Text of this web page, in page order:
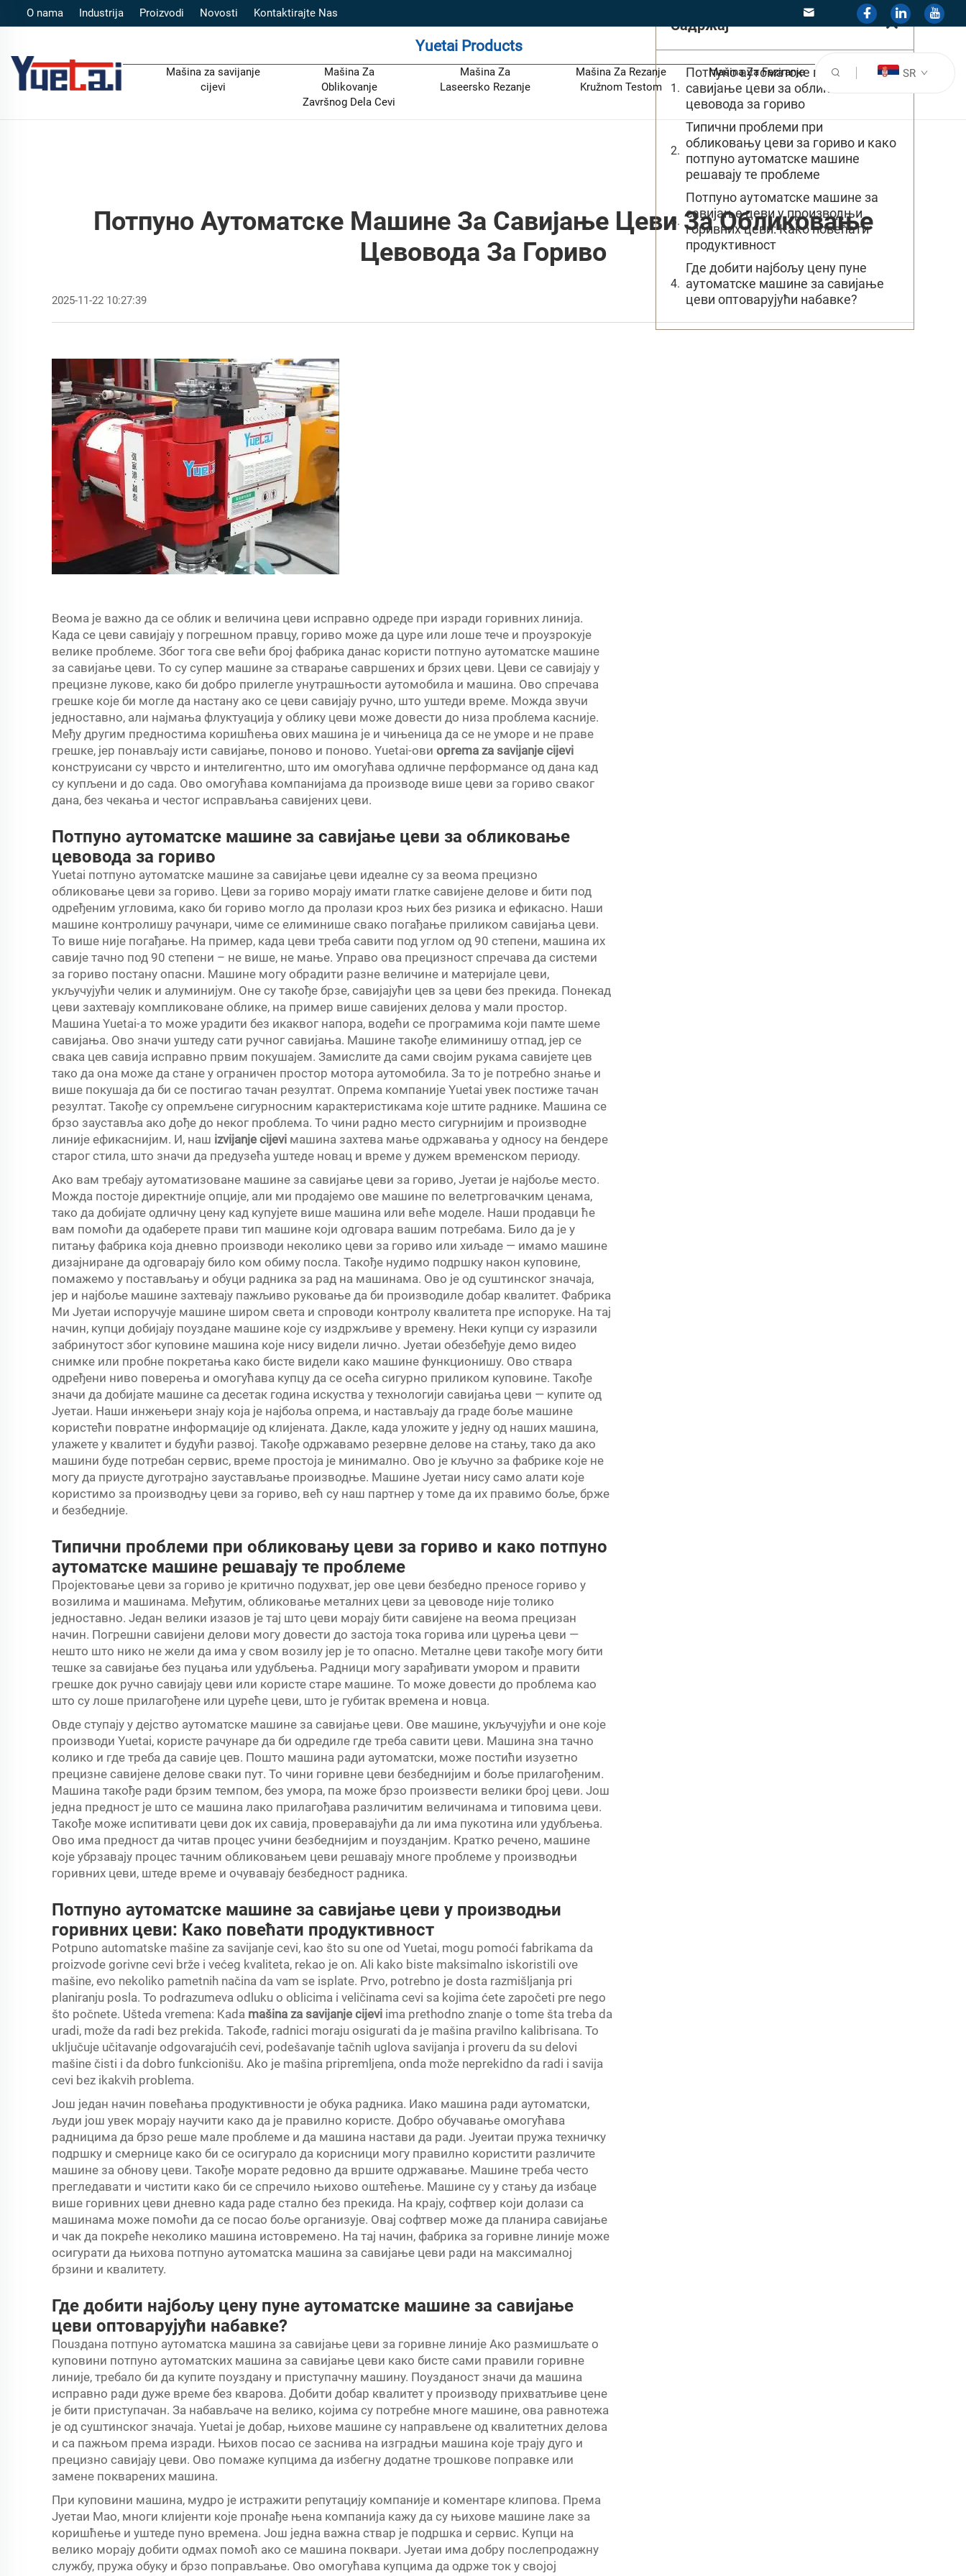
O nama Industrija Proizvodi Novosti Kontaktirajte Nas
Yuetai Products
Mašina za savijanje
cijevi
Mašina Za
Oblikovanje
Završnog Dela Cevi
Mašina Za
Laseersko Rezanje
Mašina Za Rezanje
Kružnom Testom
Mašina Za Faziranje SR
Потпуно Аутоматске Машине За Савијање Цеви За Обликовање
Цевовода За Гориво
2025-11-22 10:27:39
Веома је важно да се облик и величина цеви исправно одреде при изради горивних линија.
Када се цеви савијају у погрешном правцу, гориво може да цуре или лоше тече и проузрокује
велике проблеме. Због тога све већи број фабрика данас користи потпуно аутоматске машине
за савијање цеви. То су супер машине за стварање савршених и брзих цеви. Цеви се савијају у
прецизне лукове, како би добро прилегле унутрашњости аутомобила и машина. Ово спречава
грешке које би могле да настану ако се цеви савијају ручно, што уштеди време. Можда звучи
једноставно, али најмања флуктуација у облику цеви може довести до низа проблема касније.
Међу другим предностима коришћења ових машина је и чињеница да се не уморе и не праве
грешке, јер понављају исти савијање, поново и поново. Yuetai-ови oprema za savijanje cijevi
конструисани су чврсто и интелигентно, што им омогућава одличне перформансе од дана кад
су купљени и до сада. Ово омогућава компанијама да производе више цеви за гориво сваког
дана, без чекања и честог исправљања савијених цеви.
Потпуно аутоматске машине за савијање цеви за обликовање
цевовода за гориво
Yuetai потпуно аутоматске машине за савијање цеви идеалне су за веома прецизно
обликовање цеви за гориво. Цеви за гориво морају имати глатке савијене делове и бити под
одређеним угловима, како би гориво могло да пролази кроз њих без ризика и ефикасно. Наши
машине контролишу рачунари, чиме се елиминише свако погађање приликом савијања цеви.
То више није погађање. На пример, када цеви треба савити под углом од 90 степени, машина их
савије тачно под 90 степени – не више, не мање. Управо ова прецизност спречава да системи
за гориво постану опасни. Машине могу обрадити разне величине и материјале цеви,
укључујући челик и алуминијум. Оне су такође брзе, савијајући цев за цеви без прекида. Понекад
цеви захтевају компликоване облике, на пример више савијених делова у мали простор.
Машина Yuetai-а то може урадити без икаквог напора, водећи се програмима који памте шеме
савијања. Ово значи уштеду сати ручног савијања. Машине такође елиминишу отпад, јер се
свака цев савија исправно првим покушајем. Замислите да сами својим рукама савијете цев
тако да она може да стане у ограничен простор мотора аутомобила. За то је потребно знање и
више покушаја да би се постигао тачан резултат. Опрема компаније Yuetai увек постиже тачан
резултат. Такође су опремљене сигурносним карактеристикама које штите раднике. Машина се
брзо зауставља ако дође до неког проблема. То чини радно место сигурнијим и производне
линије ефикаснијим. И, наш izvijanje cijevi машина захтева мање одржавања у односу на бендере
старог стила, што значи да предузећа уштеде новац и време у дужем временском периоду.
Ако вам требају аутоматизоване машине за савијање цеви за гориво, Јуетаи је најбоље место.
Можда постоје директније опције, али ми продајемо ове машине по велетрговачким ценама,
тако да добијате одличну цену кад купујете више машина или веће моделе. Наши продавци ће
вам помоћи да одаберете прави тип машине који одговара вашим потребама. Било да је у
питању фабрика која дневно производи неколико цеви за гориво или хиљаде — имамо машине
дизајниране да одговарају било ком обиму посла. Такође нудимо подршку након куповине,
помажемо у постављању и обуци радника за рад на машинама. Ово је од суштинског значаја,
јер и најбоље машине захтевају пажљиво руковање да би производиле добар квалитет. Фабрика
Ми Јуетаи испоручује машине широм света и спроводи контролу квалитета пре испоруке. На тај
начин, купци добијају поуздане машине које су издржљиве у времену. Неки купци су изразили
забринутост због куповине машина које нису видели лично. Јуетаи обезбеђује демо видео
снимке или пробне покретања како бисте видели како машине функционишу. Ово ствара
одређени ниво поверења и омогућава купцу да се осећа сигурно приликом куповине. Такође
значи да добијате машине са десетак година искуства у технологији савијања цеви — купите од
Јуетаи. Наши инжењери знају која је најбоља опрема, и настављају да граде боље машине
користећи повратне информације од клијената. Дакле, када уложите у једну од наших машина,
улажете у квалитет и будући развој. Такође одржавамо резервне делове на стању, тако да ако
машини буде потребан сервис, време простоја је минимално. Ово је кључно за фабрике које не
могу да приусте дуготрајно заустављање производње. Машине Јуетаи нису само алати које
користимо за производњу цеви за гориво, већ су наш партнер у томе да их правимо боље, брже
и безбедније.
Типични проблеми при обликовању цеви за гориво и како потпуно
аутоматске машине решавају те проблеме
Пројектовање цеви за гориво је критично подухват, јер ове цеви безбедно преносе гориво у
возилима и машинама. Међутим, обликовање металних цеви за цевоводе није толико
једноставно. Један велики изазов је тај што цеви морају бити савијене на веома прецизан
начин. Погрешни савијени делови могу довести до застоја тока горива или цурења цеви —
нешто што нико не жели да има у свом возилу јер је то опасно. Металне цеви такође могу бити
тешке за савијање без пуцања или удубљења. Радници могу зарађивати умором и правити
грешке док ручно савијају цеви или користе старе машине. То може довести до проблема као
што су лоше прилагођене или цуреће цеви, што је губитак времена и новца.
Овде ступају у дејство аутоматске машине за савијање цеви. Ове машине, укључујући и оне које
производи Yuetai, користе рачунаре да би одредиле где треба савити цеви. Машина зна тачно
колико и где треба да савије цев. Пошто машина ради аутоматски, може постићи изузетно
прецизне савијене делове сваки пут. То чини горивне цеви безбеднијим и боље прилагођеним.
Машина такође ради брзим темпом, без умора, па може брзо произвести велики број цеви. Још
једна предност је што се машина лако прилагођава различитим величинама и типовима цеви.
Такође може испитивати цеви док их савија, проверавајући да ли има пукотина или удубљења.
Ово има предност да читав процес учини безбеднијим и поузданјим. Кратко речено, машине
које убрзавају процес тачним обликовањем цеви решавају многе проблеме у производњи
горивних цеви, штеде време и очувавају безбедност радника.
Потпуно аутоматске машине за савијање цеви у производњи
горивних цеви: Како повећати продуктивност
Potpuno automatske mašine za savijanje cevi, kao što su one od Yuetai, mogu pomoći fabrikama da
proizvode gorivne cevi brže i većeg kvaliteta, rekao je on. Ali kako biste maksimalno iskoristili ove
mašine, evo nekoliko pametnih načina da vam se isplate. Prvo, potrebno je dosta razmišljanja pri
planiranju posla. To podrazumeva odluku o oblicima i veličinama cevi sa kojima ćete započeti pre nego
što počnete. Ušteda vremena: Kada mašina za savijanje cijevi ima prethodno znanje o tome šta treba da
uradi, može da radi bez prekida. Takođe, radnici moraju osigurati da je mašina pravilno kalibrisana. To
uključuje učitavanje odgovarajućih cevi, podešavanje tačnih uglova savijanja i proveru da su delovi
mašine čisti i da dobro funkcionišu. Ako je mašina pripremljena, onda može neprekidno da radi i savija
cevi bez ikakvih problema.
Још један начин повећања продуктивности је обука радника. Иако машина ради аутоматски,
људи још увек морају научити како да је правилно користе. Добро обучавање омогућава
радницима да брзо реше мале проблеме и да машина настави да ради. Јуеитаи пружа техничку
подршку и смернице како би се осигурало да корисници могу правилно користити различите
машине за обнову цеви. Такође морате редовно да вршите одржавање. Машине треба често
прегледавати и чистити како би се спречило њихово оштећење. Машине су у стању да избаце
више горивних цеви дневно када раде стално без прекида. На крају, софтвер који долази са
машинама може помоћи да се посао боље организује. Овај софтвер може да планира савијање
и чак да покреће неколико машина истовремено. На тај начин, фабрика за горивне линије може
осигурати да њихова потпуно аутоматска машина за савијање цеви ради на максималној
брзини и квалитету.
Где добити најбољу цену пуне аутоматске машине за савијање
цеви оптоварујући набавке?
Пouздана потпуно аутоматска машина за савијање цеви за горивне линије Ако размишљате о
куповини потпуно аутоматских машина за савијање цеви како бисте сами правили горивне
линије, требало би да купите поуздану и приступачну машину. Поузданост значи да машина
исправно ради дуже време без кварова. Добити добар квалитет у производу прихватљиве цене
је бити приступачан. За набављаче на велико, којима су потребне многе машине, ова равнотежа
је од суштинског значаја. Yuetai је добар, њихове машине су направљене од квалитетних делова
и са пажњом према изради. Њихов посао се заснива на изградњи машина које трају дуго и
прецизно савијају цеви. Ово помаже купцима да избегну додатне трошкове поправке или
замене покварених машина.
При куповини машина, мудро је истражити репутацију компаније и коментаре клипова. Према
Јуетаи Мао, многи клијенти које пронађе њена компанија кажу да су њихове машине лаке за
коришћење и уштеде пуно времена. Још једна важна ствар је подршка и сервис. Купци на
велико морају добити одмах помоћ ако се машина поквари. Јуетаи има добру послепродажну
службу, пружа обуку и брзо поправљање. Ово омогућава купцима да одрже ток у својој
Садржај
Потпуно аутоматске машине за
савијање цеви за обликовање
цевовода за гориво
Типични проблеми при
обликовању цеви за гориво и како
потпуно аутоматске машине
решавају те проблеме
Потпуно аутоматске машине за
савијање цеви у производњи
горивних цеви: Како повећати
продуктивност
Где добити најбољу цену пуне
аутоматске машине за савијање
цеви оптоварујући набавке?